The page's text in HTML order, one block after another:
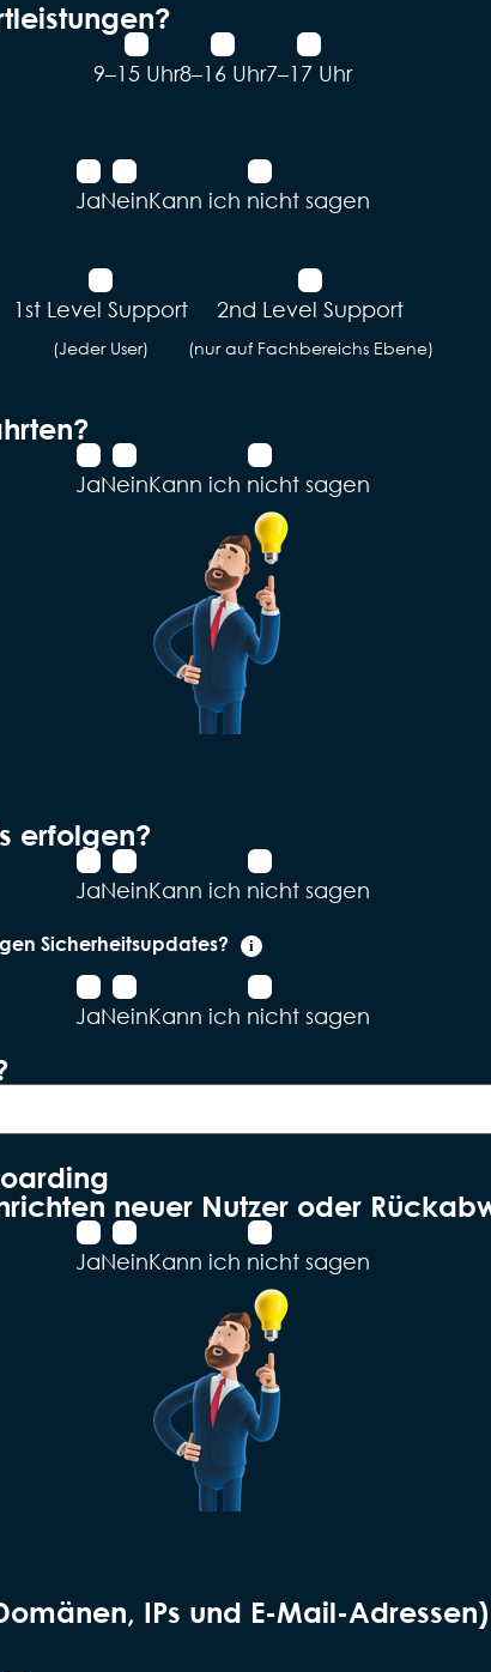
9–15 Uhr8–16 Uhr7–17 Uhr
JaNeinKann ich nicht sagen
1st Level Support
(Jeder User)
2nd Level Support
(nur auf Fachbereichs Ebene)
JaNeinKann ich nicht sagen
erfolgen?
JaNeinKann ich nicht sagen
Sicherheitsupdates? i
JaNeinKann ich nicht sagen
neuer Nutzer oder
JaNeinKann ich nicht sagen
IPs und E-Mail-